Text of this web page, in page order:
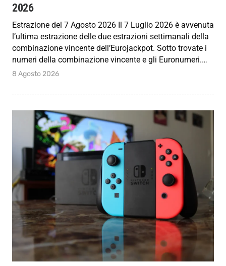
2026
Estrazione del 7 Agosto 2026 Il 7 Luglio 2026 è avvenuta
l’ultima estrazione delle due estrazioni settimanali della
combinazione vincente dell’Eurojackpot. Sotto trovate i
numeri della combinazione vincente e gli Euronumeri.…
8 Agosto 2026